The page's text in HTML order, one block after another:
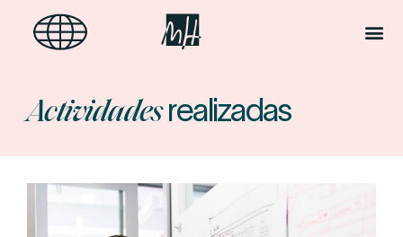
Actividadesrealizadas